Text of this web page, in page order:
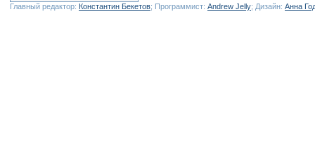
Главный редактор: Константин Бекетов; Программист: Andrew Jelly; Дизайн: Анна